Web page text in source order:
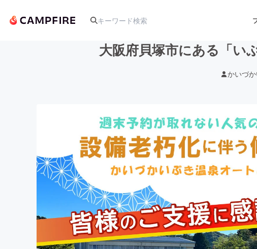
アート・写真 音楽
テクノロジー・ガジェット ゲー
ビジネス・起業 チャ
まちづくり・地域活性化
大阪府貝塚市にある「い
かいづ